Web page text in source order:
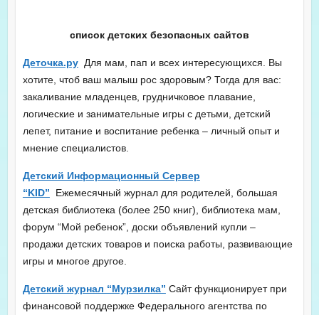
список детских безопасных сайтов
Деточка.руДля мам, пап и всех интересующихся. Вы
хотите, чтоб ваш малыш рос здоровым? Тогда для вас:
закаливание младенцев, грудничковое плавание,
логические и занимательные игры с детьми, детский
лепет, питание и воспитание ребенка – личный опыт и
мнение специалистов.
Детский Информационный Сервер
“KID” Ежемесячный журнал для родителей, большая
детская библиотека (более 250 книг), библиотека мам,
форум “Мой ребенок”, доски объявлений купли –
продажи детских товаров и поиска работы, развивающие
игры и многое другое.
Детский журнал “Мурзилка” Сайт функционирует при
финансовой поддержке Федерального агентства по